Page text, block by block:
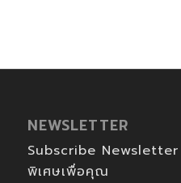
NEWSLETTER
Subscribe
พิเศษเพื่อคุณ